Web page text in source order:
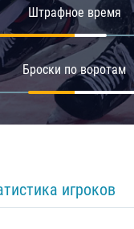
Штрафное время
Броски по воротам
игроков